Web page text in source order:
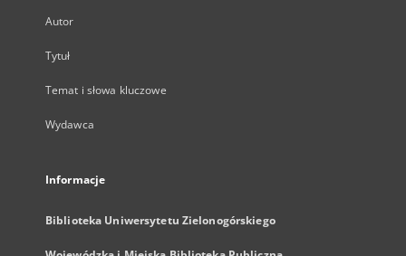
Autor
Tytuł
Temat i słowa kluczowe
Wydawca
Informacje
Biblioteka Uniwersytetu Zielonogórskiego